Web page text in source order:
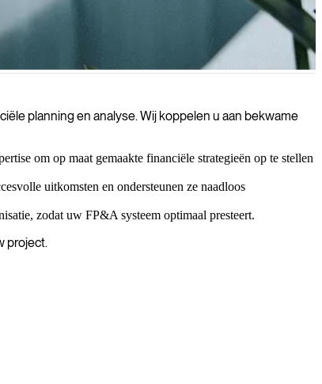
management, waardoor uw organisatie slimmere zakelijke
planning en analyse. Wij koppelen u aan bekwame
om op maat gemaakte financiële strategieën op te stellen
uitkomsten en ondersteunen ze naadloos
zodat uw FP&A systeem optimaal presteert.
project.